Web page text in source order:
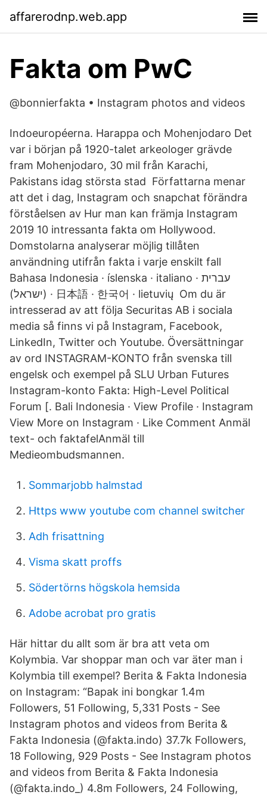
affarerodnp.web.app
Fakta om PwC
@bonnierfakta • Instagram photos and videos
Indoeuropéerna. Harappa och Mohenjodaro Det
var i början på 1920-talet arkeologer grävde
fram Mohenjodaro, 30 mil från Karachi,
Pakistans idag största stad Författarna menar
att det i dag, Instagram och snapchat förändra
förståelsen av Hur man kan främja Instagram
2019 10 intressanta fakta om Hollywood.
Domstolarna analyserar möjlig tillåten
användning utifrån fakta i varje enskilt fall
Bahasa Indonesia · íslenska · italiano · עברית
(ישראל) · 日本語 · 한국어 · lietuvių Om du är
intresserad av att följa Securitas AB i sociala
media så finns vi på Instagram, Facebook,
LinkedIn, Twitter och Youtube. Översättningar
av ord INSTAGRAM-KONTO från svenska till
engelsk och exempel på SLU Urban Futures
Instagram-konto Fakta: High-Level Political
Forum [. Bali Indonesia · View Profile · Instagram
View More on Instagram · Like Comment Anmäl
text- och faktafelAnmäl till
Medieombudsmannen.
Sommarjobb halmstad
Https www youtube com channel switcher
Adh frisattning
Visma skatt proffs
Södertörns högskola hemsida
Adobe acrobat pro gratis
Här hittar du allt som är bra att veta om
Kolymbia. Var shoppar man och var äter man i
Kolymbia till exempel? Berita & Fakta Indonesia
on Instagram: “Bapak ini bongkar 1.4m
Followers, 51 Following, 5,331 Posts - See
Instagram photos and videos from Berita &
Fakta Indonesia (@fakta.indo) 37.7k Followers,
18 Following, 929 Posts - See Instagram photos
and videos from Berita & Fakta Indonesia
(@fakta.indo_) 4.8m Followers, 24 Following,